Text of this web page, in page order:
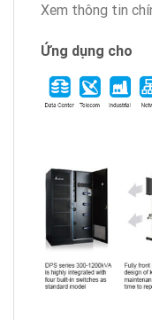
Xem thông tin
Ứng dụng cho